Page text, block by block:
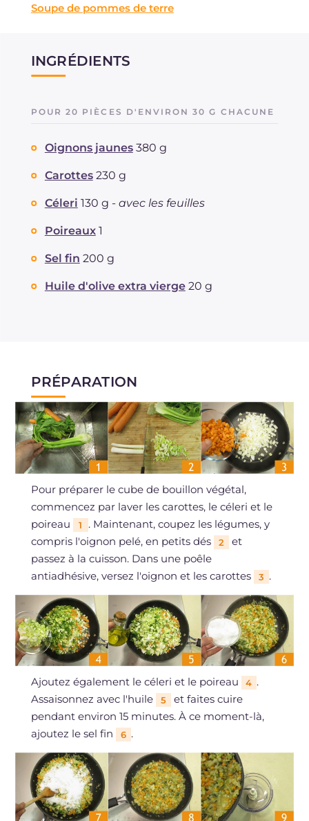
Soupe de pommes de terre
INGRÉDIENTS
POUR 20 PIÈCES D'ENVIRON 30 G CHACUNE
Oignons jaunes 380 g
Carottes 230 g
Céleri 130 g - avec les feuilles
Poireaux 1
Sel fin 200 g
Huile d'olive extra vierge 20 g
PRÉPARATION
Pour préparer le cube de bouillon végétal,
commencez par laver les carottes, le céleri et le
poireau
1
. Maintenant, coupez les légumes, y
compris l'oignon pelé, en petits dés
2
et
passez à la cuisson. Dans une poêle
antiadhésive, versez l'oignon et les carottes
3 .
Ajoutez également le céleri et le poireau 4 .
Assaisonnez avec l'huile
5
et faites cuire
pendant environ 15 minutes. À ce moment-là,
ajoutez le sel fin
6 .